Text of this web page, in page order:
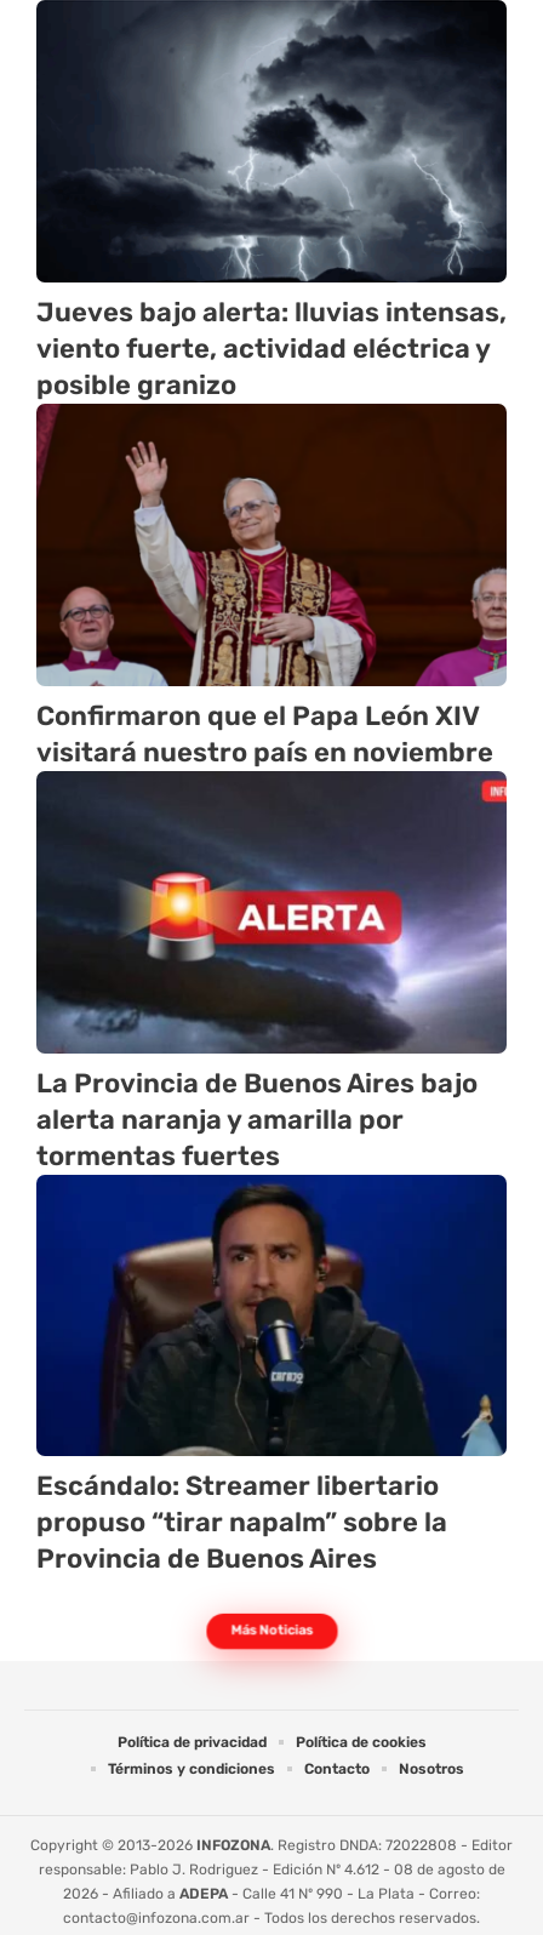
Jueves bajo alerta: lluvias intensas,
viento fuerte, actividad eléctrica y
posible granizo
Confirmaron que el Papa León XIV
visitará nuestro país en noviembre
La Provincia de Buenos Aires bajo
alerta naranja y amarilla por
tormentas fuertes
Escándalo: Streamer libertario
propuso “tirar napalm” sobre la
Provincia de Buenos Aires
Más Noticias
Política de privacidad
Política de cookies
Términos y condiciones
Contacto Nosotros
Copyright © 2013-2026 INFOZONA. Registro DNDA: 72022808 - Editor
responsable: Pablo J. Rodriguez - Edición Nº 4.612 - 08 de agosto de
2026 - Afiliado a ADEPA- Calle 41 Nº 990 - La Plata - Correo:
contacto@infozona.com.ar - Todos los derechos reservados.